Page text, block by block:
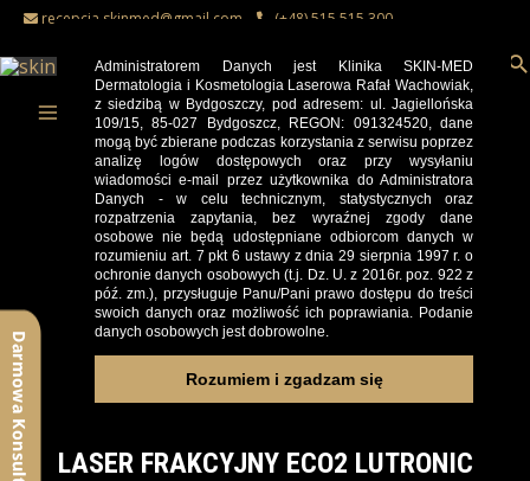
Skip
content
recepcja.skinmed@gmail.com (+48) 515 515 300
Main
Menu
Cennik Kontakt Promocje Sklep
LASER FRAKCYJNY ECO2 LUTRONIC
Administratorem Danych jest Klinika SKIN-MED
Dermatologia i Kosmetologia Laserowa Rafał Wachowiak,
z siedzibą w Bydgoszczy, pod adresem: ul. Jagiellońska
109/15, 85-027 Bydgoszcz, REGON: 091324520, dane
mogą być zbierane podczas korzystania z serwisu poprzez
analizę logów dostępowych oraz przy wysyłaniu
wiadomości e-mail przez użytkownika do Administratora
Danych - w celu technicznym, statystycznych oraz
rozpatrzenia zapytania, bez wyraźnej zgody dane
osobowe nie będą udostępniane odbiorcom danych w
rozumieniu art. 7 pkt 6 ustawy z dnia 29 sierpnia 1997 r. o
ochronie danych osobowych (t.j. Dz. U. z 2016r. poz. 922 z
póź. zm.), przysługuje Panu/Pani prawo dostępu do treści
swoich danych oraz możliwość ich poprawiania. Podanie
danych osobowych jest dobrowolne.
Rozumiem i zgadzam się